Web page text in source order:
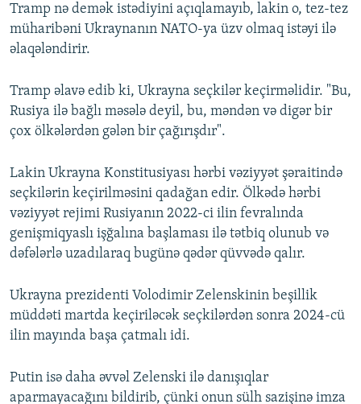
Tramp nə demək istədiyini açıqlamayıb, lakin o, tez-tez
müharibəni Ukraynanın NATO-ya üzv olmaq istəyi ilə
əlaqələndirir.
Tramp əlavə edib ki, Ukrayna seçkilər keçirməlidir. "Bu,
Rusiya ilə bağlı məsələ deyil, bu, məndən və digər bir
çox ölkələrdən gələn bir çağırışdır".
Lakin Ukrayna Konstitusiyası hərbi vəziyyət şəraitində
seçkilərin keçirilməsini qadağan edir. Ölkədə hərbi
vəziyyət rejimi Rusiyanın 2022-ci ilin fevralında
genişmiqyaslı işğalına başlaması ilə tətbiq olunub və
dəfələrlə uzadılaraq bugünə qədər qüvvədə qalır.
Ukrayna prezidenti Volodimir Zelenskinin beşillik
müddəti martda keçiriləcək seçkilərdən sonra 2024-cü
ilin mayında başa çatmalı idi.
Putin isə daha əvvəl Zelenski ilə danışıqlar
aparmayacağını bildirib, çünki onun sülh sazişinə imza